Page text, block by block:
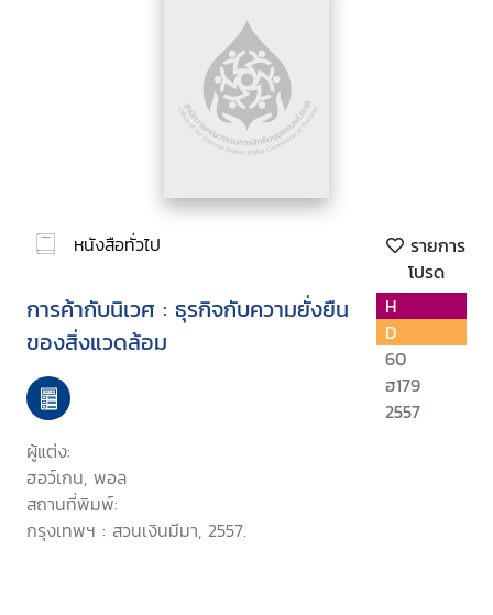
หนังสือทั่วไป
รายการ
โปรด
การค้ากับนิเวศ : ธุรกิจกับความยั่งยืน
ของสิ่งแวดล้อม
ผู้แต่ง:
ฮอว์เกน, พอล
สถานที่พิมพ์:
กรุงเทพฯ : สวนเงินมีมา, 2557.
H
D
60
ฮ179
2557